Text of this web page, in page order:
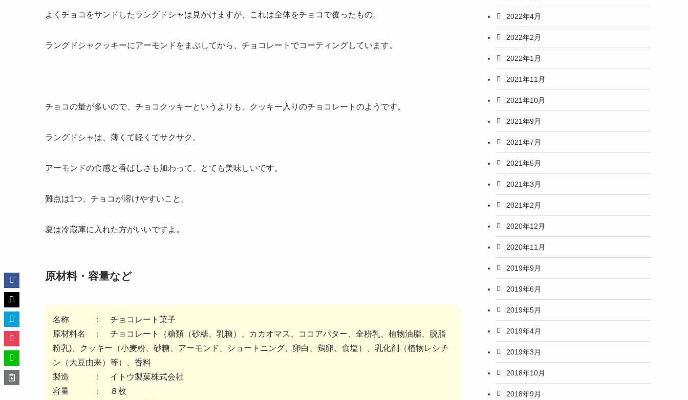
よくチョコをサンドしたラングドシャは見かけますが、これは全体をチョコで覆ったもの。
ラングドシャクッキーにアーモンドをまぶしてから、チョコレートでコーティングしています。
チョコの量が多いので、チョコクッキーというよりも、クッキー入りのチョコレートのようです。
ラングドシャは、薄くて軽くてサクサク。
アーモンドの食感と香ばしさも加わって、とても美味しいです。
難点は1つ、チョコが溶けやすいこと。
夏は冷蔵庫に入れた方がいいですよ。
原材料・容量など
名称 ： チョコレート菓子
原材料名 ： チョコレート（糖類（砂糖、乳糖）、カカオマス、ココアバター、全粉乳、植物油脂、脱脂
粉乳)、クッキー（小麦粉、砂糖、アーモンド、ショートニング、卵白、鶏卵、食塩）、乳化剤（植物レシチ
ン（大豆由来）等）、香料
製造 ： イトウ製菓株式会社
容量 ： ８枚
2022年4月
2022年2月
2022年1月
2021年11月
2021年10月
2021年9月
2021年7月
2021年5月
2021年3月
2021年2月
2020年12月
2020年11月
2019年9月
2019年6月
2019年5月
2019年4月
2019年3月
2018年10月
2018年9月